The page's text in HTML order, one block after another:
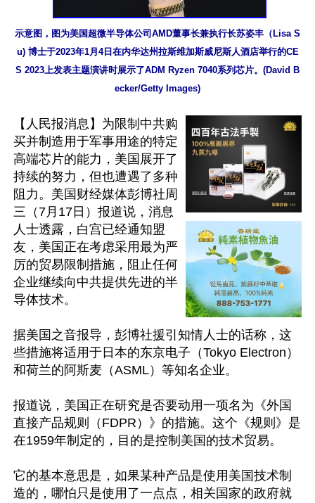
示意图，图为美国超微半导体公司AMD董事长兼执行长苏姿丰（Lisa S
u) 博士于2023年1月4日在内华达州拉斯维加斯威尼斯人酒店举行的CE
S 2023上发表主题演讲时展示了ADM Ryzen 7040系列芯片。(David B
ecker/Getty Images)
【人民报消息】为限制中共购
买并制造用于军事用途的特定
高端芯片的能力，美国展开了
持续的努力，但也遭遇了多种
阻力。美国财经媒体彭博社周
三（7月17日）报道说，消息
人士透露，白宫已经通知盟
友，美国正在考虑采用最为严
厉的贸易限制措施，阻止任何
企业继续向中共提供先进的半
导体技术。
据美国之音报导，彭博社援引知情人士的话称，这
些措施将适用于日本的东京电子（Tokyo Electron）
和荷兰的阿斯麦（ASML）等知名企业。
报道说，美国正在研究是否要动用一项名为《外国
直接产品规则（FDPR）》的措施。这个《规则》是
在1959年制定的，目的是控制美国的技术贸易。
它的基本意思是，如果某种产品是使用美国技术制
造的，哪怕只是使用了一点点，相关国家的政府就